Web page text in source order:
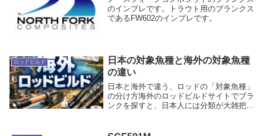
のインプレです。トラウト用のブランクス
であるFW602のインプレです。
ロッドビルド
日本の対象魚種と海外の対象魚種
の違い
日本と海外で違う、ロッドの「対象魚種」
の分け方海外のロッドビルドサイトでブラ
ンクを探すと、日本人には分類が大雑把に
イラバ、イカメタル、バチコン、ショアジ